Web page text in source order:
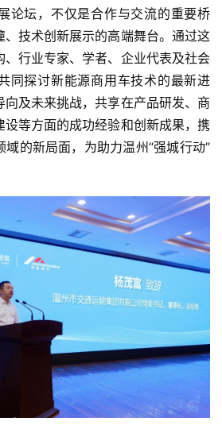
论坛，不仅是合作与交流的重要桥
、技术创新展示的高端舞台。通过这
行业专家、学者、企业代表及社会
同探讨新能源商用车技术的最新进
向及未来挑战，共享在产品研发、商
设等方面的成功经验和创新成果，携
的新局面，为助力温州“强城行动”